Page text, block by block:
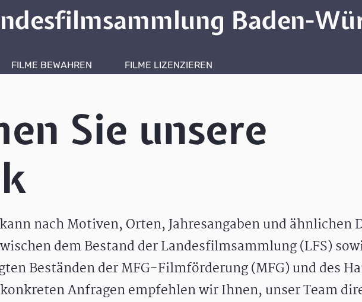
Baden-
FILME BEWAHREN FILME LIZENZIEREN
Sie unsere
nach Motiven, Orten, Jahresangaben und ähnlichen
dem Bestand der Landesfilmsammlung (LFS)
Beständen der MFG-Filmförderung (MFG) und des
Anfragen empfehlen wir Ihnen, unser Team